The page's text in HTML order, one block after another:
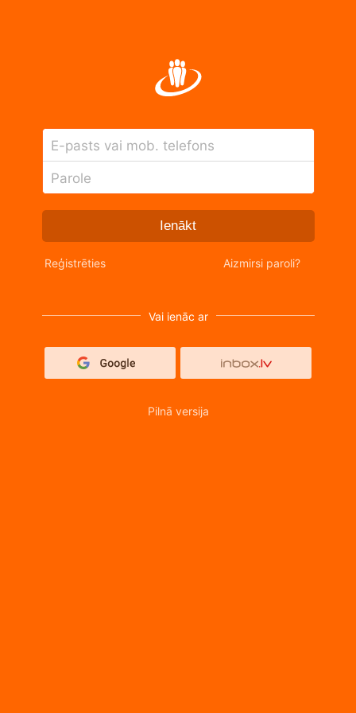
E-pasts vai mob. telefons
Parole
Ienākt
Reģistrēties Aizmirsi paroli?
Vai ienāc ar
Pilnā versija